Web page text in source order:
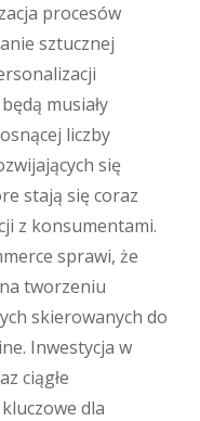
procesów
sztucznej
musiały
liczby
się
stają się coraz
z konsumentami.
sprawi, że
tworzeniu
skierowanych do
Inwestycja w
ciągłe
dla